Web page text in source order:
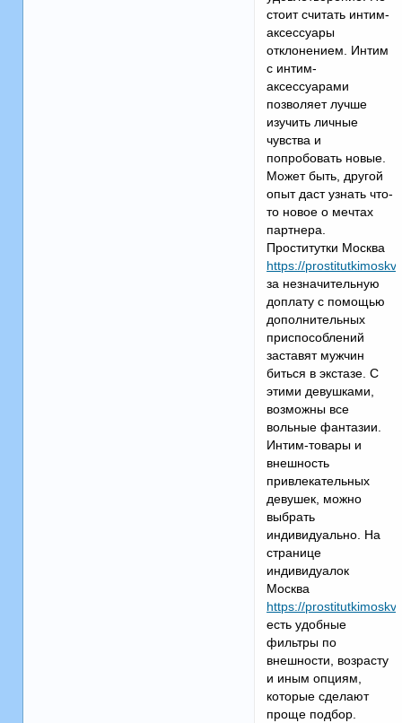
стоит считать интим-
аксессуары
отклонением. Интим
с интим-
аксессуарами
позволяет лучше
изучить личные
чувства и
попробовать новые.
Может быть, другой
опыт даст узнать что-
то новое о мечтах
партнера.
Проститутки Москва
https://
за незначительную
доплату с помощью
дополнительных
приспособлений
заставят мужчин
биться в экстазе. С
этими девушками,
возможны все
вольные фантазии.
Интим-товары и
внешность
привлекательных
девушек, можно
выбрать
индивидуально. На
странице
индивидуалок
Москва
https://
есть удобные
фильтры по
внешности, возрасту
и иным опциям,
которые сделают
проще подбор.